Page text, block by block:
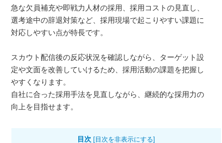
急な欠員補充や即戦力人材の採用、採用コストの見直し、
選考途中の辞退対策など、採用現場で起こりやすい課題に
対応しやすい点が特長です。
スカウト配信後の反応状況を確認しながら、ターゲット設
定や文面を改善していけるため、採用活動の課題を把握し
やすくなります。
自社に合った採用手法を見直しながら、継続的な採用力の
向上を目指せます。
目次 [目次を非表示にする]